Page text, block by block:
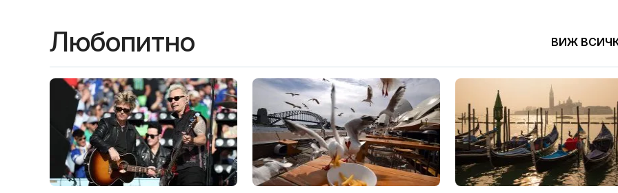
Любопитно ВИЖ